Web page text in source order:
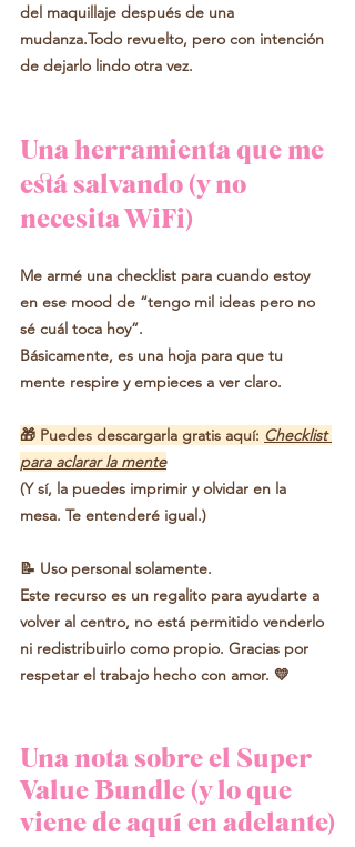
del maquillaje después de una
mudanza.Todo revuelto, pero con intención
de dejarlo lindo otra vez.
Una herramienta que me
está salvando (y no
necesita WiFi)
Me armé una checklist para cuando estoy
en ese mood de “tengo mil ideas pero no
sé cuál toca hoy”.
Básicamente, es una hoja para que tu
mente respire y empieces a ver claro.
🎁 Puedes descargarla gratis aquí: Checklist
para aclarar la mente
(Y sí, la puedes imprimir y olvidar en la
mesa. Te entenderé igual.)
📝 Uso personal solamente.
Este recurso es un regalito para ayudarte a
volver al centro, no está permitido venderlo
ni redistribuirlo como propio. Gracias por
respetar el trabajo hecho con amor. 💛
Una nota sobre el Super
Value Bundle (y lo que
viene de aquí en adelante)